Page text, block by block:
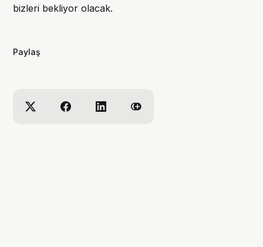
bizleri bekliyor olacak.
Paylaş